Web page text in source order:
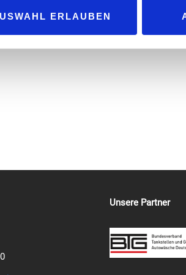
ERLAUBEN
armen Kraftstoff REEFUEL betankt
jährlichen CO2-Emissionen einer
die Vermeidung von Stickoxiden (NOx)
Unsere Partner